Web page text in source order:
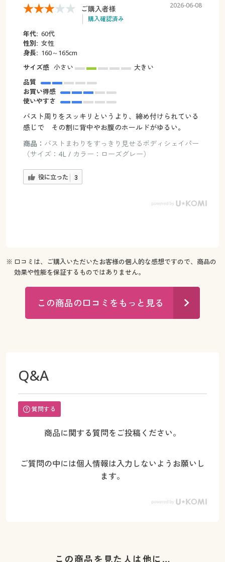
ご購入者様
購入確認済み
2026-06-08
年代: 60代
性別: 女性
身長: 160～165cm
サイズ感 小さい
大きい
品質
お買い得感
使いやすさ
バスト周りをスッキリというより、締め付けられている
感じで その割に背中やお腹のホールドがゆるい。
商品： バストまわりをすっきり見せるボディシェイパー
（サイズ：4L / カラー：ローズグレー）
役に立った 3
※ 口コミは、ご購入いただいたお客様の個人的な感想ですので、商品の
効果や性能を保証するものではありません。
この商品の口コミをもっと見る
Q&A
質問する
商品に関する質問をご投稿ください。
ご質問の中には個人情報は入力しないようお願いし
ます。
この商品を見た人は他に…